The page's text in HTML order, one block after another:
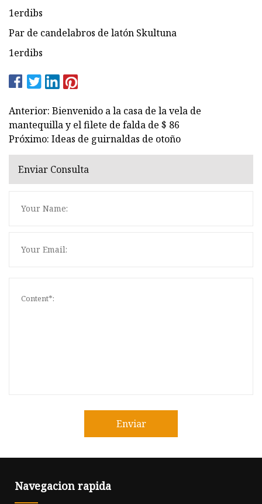
1erdibs
Par de candelabros de latón Skultuna
1erdibs
Anterior: Bienvenido a la casa de la vela de
mantequilla y el filete de falda de $ 86
Próximo: Ideas de guirnaldas de otoño
Enviar Consulta
Enviar
Navegacion rapida